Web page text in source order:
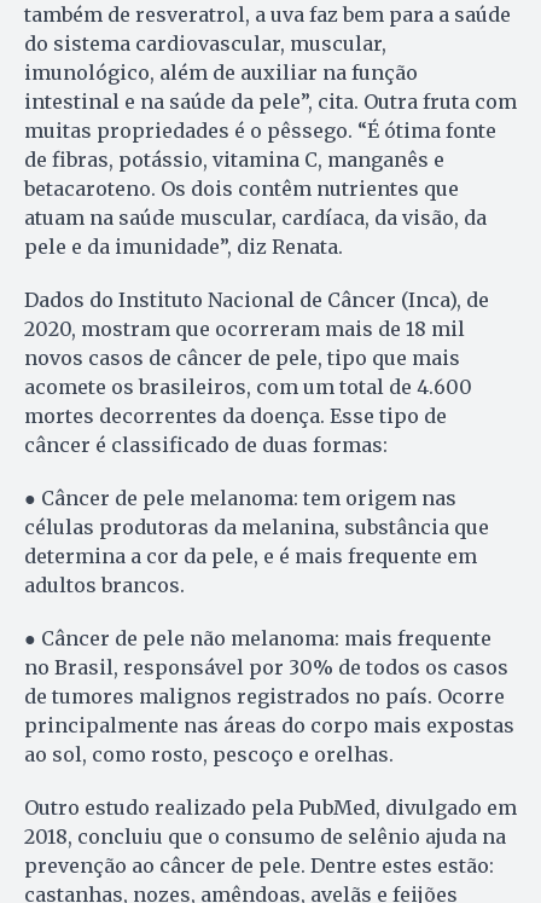
também de resveratrol, a uva faz bem para a saúde
do sistema cardiovascular, muscular,
imunológico, além de auxiliar na função
intestinal e na saúde da pele”, cita. Outra fruta com
muitas propriedades é o pêssego. “É ótima fonte
de fibras, potássio, vitamina C, manganês e
betacaroteno. Os dois contêm nutrientes que
atuam na saúde muscular, cardíaca, da visão, da
pele e da imunidade”, diz Renata.
Dados do Instituto Nacional de Câncer (Inca), de
2020, mostram que ocorreram mais de 18 mil
novos casos de câncer de pele, tipo que mais
acomete os brasileiros, com um total de 4.600
mortes decorrentes da doença. Esse tipo de
câncer é classificado de duas formas:
● Câncer de pele melanoma: tem origem nas
células produtoras da melanina, substância que
determina a cor da pele, e é mais frequente em
adultos brancos.
● Câncer de pele não melanoma: mais frequente
no Brasil, responsável por 30% de todos os casos
de tumores malignos registrados no país. Ocorre
principalmente nas áreas do corpo mais expostas
ao sol, como rosto, pescoço e orelhas.
Outro estudo realizado pela PubMed, divulgado em
2018, concluiu que o consumo de selênio ajuda na
prevenção ao câncer de pele. Dentre estes estão:
castanhas, nozes, amêndoas, avelãs e feijões